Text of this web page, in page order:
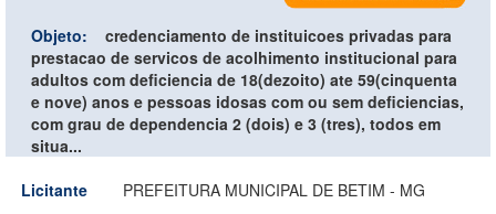
Objeto:
credenciamento de instituicoes privadas para
prestacao de servicos de acolhimento institucional para
adultos com deficiencia de 18(dezoito) ate 59(cinquenta
e nove) anos e pessoas idosas com ou sem deficiencias,
com grau de dependencia 2 (dois) e 3 (tres), todos em
situa...
Licitante
PREFEITURA MUNICIPAL DE BETIM - MG